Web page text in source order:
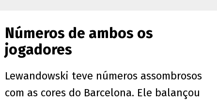
Números de ambos os
jogadores
Lewandowski teve números assombrosos
com as cores do Barcelona. Ele balançou